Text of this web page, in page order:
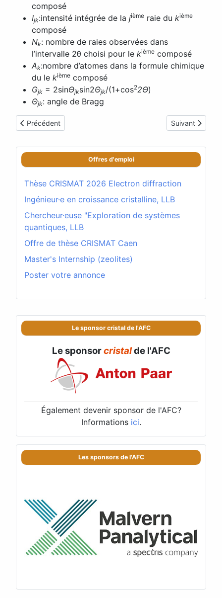
Le sponsor cristal de l'AFC
Le sponsorcristalde l'AFC
Également devenir sponsor de l'AFC?
Informations ici.
Les sponsors de l'AFC
composé
Ijk:intensité intégrée de la jième raie du kième
composé
Nk: nombre de raies observées dans
l’intervalle 2θ choisi pour le kième composé
Ak:nombre d’atomes dans la formule chimique
du le kième composé
Gjk = 2sinΘjksin2Θjk/(1+cos22Θ)
Θjk: angle de Bragg
Article précédent : Mais où sont les hydrogènes : la réponse
Précédent Article suivant
Suivant
Offres d'emploi
Thèse CRISMAT 2026 Electron diffraction
Ingénieur·e en croissance cristalline, LLB
Chercheur·euse "Exploration de systèmes
quantiques, LLB
Offre de thèse CRISMAT Caen
Master's Internship (zeolites)
Poster votre annonce